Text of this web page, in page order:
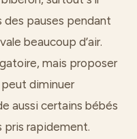
des pauses pendant
beaucoup d’air.
mais proposer
diminuer
aussi certains bébés
pris rapidement.